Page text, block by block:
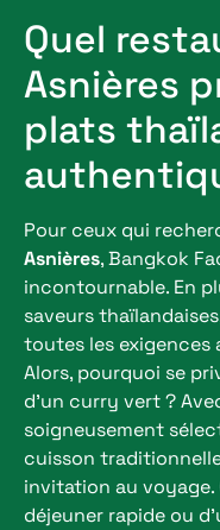
Quel
Asnières
plats
Pour ceux qui
Asnières, Bangkok
incontournable. En
saveurs
toutes les exigences
Alors, pourquoi se
d’un curry vert ?
soigneusement
cuisson
invitation au voyage.
déjeuner rapide ou